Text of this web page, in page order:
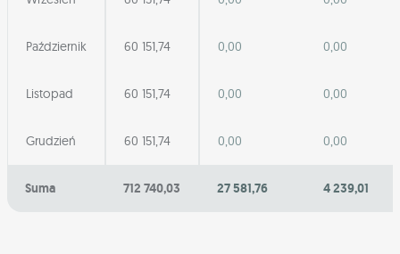
Październik 60 151,74 0,00 0,00
Listopad 60 151,74 0,00 0,00
Grudzień 60 151,74 0,00 0,00
Suma 712 740,03 27 581,76 4 239,01